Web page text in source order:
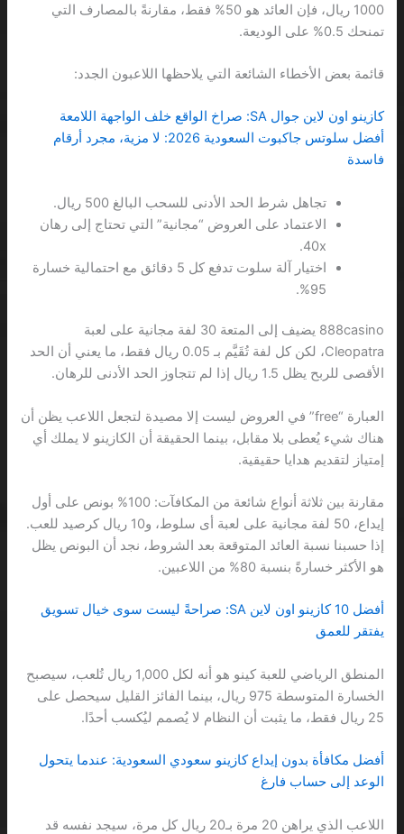
1000 ريال، فإن العائد هو 50% فقط، مقارنةً بالمصارف التي
تمنحك 0.5% على الوديعة.
قائمة بعض الأخطاء الشائعة التي يلاحظها اللاعبون الجدد:
كازينو اون لاين جوال SA: صراخ الواقع خلف الواجهة اللامعة
أفضل سلوتس جاكبوت السعودية 2026: لا مزية، مجرد أرقام
فاسدة
تجاهل شرط الحد الأدنى للسحب البالغ 500 ريال.
الاعتماد على العروض “مجانية” التي تحتاج إلى رهان
40x.
اختيار آلة سلوت تدفع كل 5 دقائق مع احتمالية خسارة
95%.
888casino يضيف إلى المتعة 30 لفة مجانية على لعبة
Cleopatra، لكن كل لفة تُقَيَّم بـ 0.05 ريال فقط، ما يعني أن الحد
الأقصى للربح يظل 1.5 ريال إذا لم تتجاوز الحد الأدنى للرهان.
العبارة “free” في العروض ليست إلا مصيدة لتجعل اللاعب يظن أن
هناك شيء يُعطى بلا مقابل، بينما الحقيقة أن الكازينو لا يملك أي
إمتياز لتقديم هدايا حقيقية.
مقارنة بين ثلاثة أنواع شائعة من المكافآت: 100% بونص على أول
إيداع، 50 لفة مجانية على لعبة أى سلوط، و10 ريال كرصيد للعب.
إذا حسبنا نسبة العائد المتوقعة بعد الشروط، نجد أن البونص يظل
هو الأكثر خسارةً بنسبة 80% من اللاعبين.
أفضل 10 كازينو اون لاين SA: صراحةً ليست سوى خيال تسويق
يفتقر للعمق
المنطق الرياضي للعبة كينو هو أنه لكل 1,000 ريال تُلعب، سيصبح
الخسارة المتوسطة 975 ريال، بينما الفائز القليل سيحصل على
25 ريال فقط، ما يثبت أن النظام لا يُصمم ليُكسب أحدًا.
أفضل مكافأة بدون إيداع كازينو سعودي السعودية: عندما يتحول
الوعد إلى حساب فارغ
اللاعب الذي يراهن 20 مرة بـ20 ريال كل مرة، سيجد نفسه قد